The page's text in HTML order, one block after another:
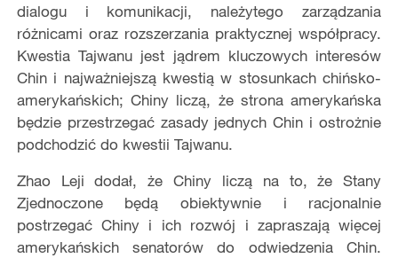
dialogu i komunikacji, należytego zarządzania
różnicami oraz rozszerzania praktycznej współpracy.
Kwestia Tajwanu jest jądrem kluczowych interesów
Chin i najważniejszą kwestią w stosunkach chińsko-
amerykańskich; Chiny liczą, że strona amerykańska
będzie przestrzegać zasady jednych Chin i ostrożnie
podchodzić do kwestii Tajwanu.
Zhao Leji dodał, że Chiny liczą na to, że Stany
Zjednoczone będą obiektywnie i racjonalnie
postrzegać Chiny i ich rozwój i zapraszają więcej
amerykańskich senatorów do odwiedzenia Chin.